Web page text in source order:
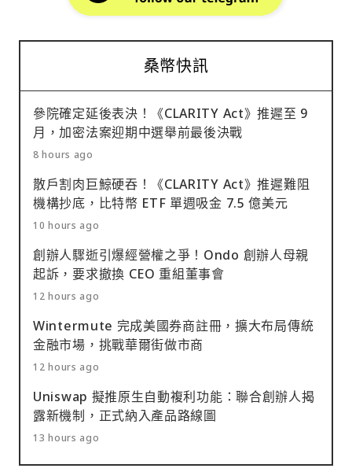
桑幣快訊
參院確定延後表決！《CLARITY Act》推遲至 9
月，加密法案迎期中選舉前最後決戰
8 hours ago
散戶割肉巨鯨硬吞！《CLARITY Act》推遲難阻
機構抄底，比特幣 ETF 單週吸金 7.5 億美元
10 hours ago
創辦人驟逝引爆經營權之爭！Ondo 創辦人母親
起訴，要求撤換 CEO 重組董事會
12 hours ago
Wintermute 完成美國券商註冊，擴大布局傳統
金融市場，挑戰華爾街做市商
12 hours ago
Uniswap 擬推原生自動複利功能：聯合創辦人揭
露新機制，正式納入產品路線圖
13 hours ago